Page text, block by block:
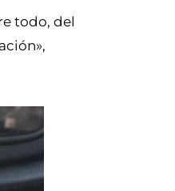
todo, del